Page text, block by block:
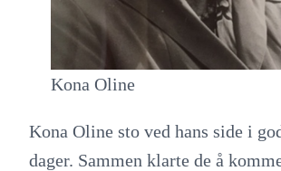
Kona Oline
Kona Oline sto ved hans side i
dager. Sammen klarte de å